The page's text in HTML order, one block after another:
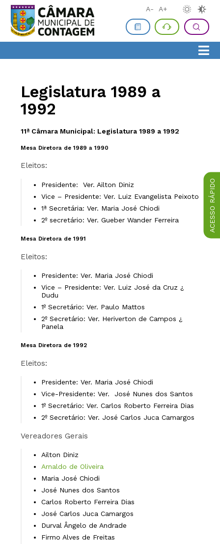
ACESSO RÁPIDO
A- A+
Legislatura 1989 a
1992
11ª Câmara Municipal: Legislatura 1989 a 1992
Mesa Diretora de 1989 a 1990
Eleitos:
Presidente: Ver. Ailton Diniz
Vice – Presidente: Ver. Luiz Evangelista Peixoto
1ª Secretária: Ver. Maria José Chiodi
2º secretário: Ver. Gueber Wander Ferreira
Mesa Diretora de 1991
Eleitos:
Presidente: Ver. Maria José Chiodi
Vice – Presidente: Ver. Luiz José da Cruz ¿
Dudu
1º Secretário: Ver. Paulo Mattos
2º Secretário: Ver. Heriverton de Campos ¿
Panela
Mesa Diretora de 1992
Eleitos:
Presidente: Ver. Maria José Chiodi
Vice-Presidente: Ver. José Nunes dos Santos
1º Secretário: Ver. Carlos Roberto Ferreira Dias
2º Secretário: Ver. José Carlos Juca Camargos
Vereadores Gerais
Ailton Diniz
Arnaldo de Oliveira
Maria José Chiodi
José Nunes dos Santos
Carlos Roberto Ferreira Dias
José Carlos Juca Camargos
Durval Ângelo de Andrade
Firmo Alves de Freitas